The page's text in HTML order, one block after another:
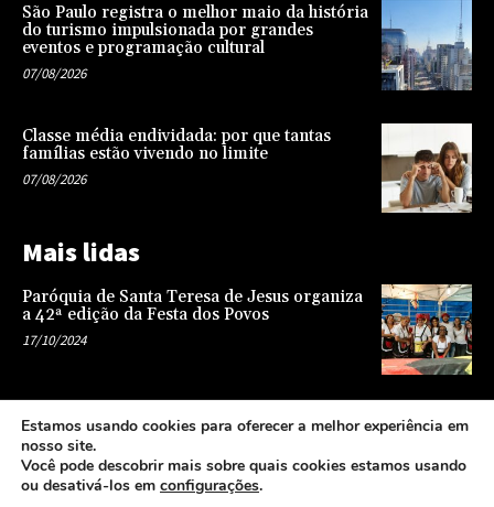
São Paulo registra o melhor maio da história
do turismo impulsionada por grandes
eventos e programação cultural
07/08/2026
Classe média endividada: por que tantas
famílias estão vivendo no limite
07/08/2026
Mais lidas
Paróquia de Santa Teresa de Jesus organiza
a 42ª edição da Festa dos Povos
17/10/2024
Representatividade na infância: o papel da
escola na formação de uma sociedade mais
justa e equitativa
26/04/2024
Estamos usando cookies para oferecer a melhor experiência em
nosso site.
Você pode descobrir mais sobre quais cookies estamos usando
ou desativá-los em configurações.